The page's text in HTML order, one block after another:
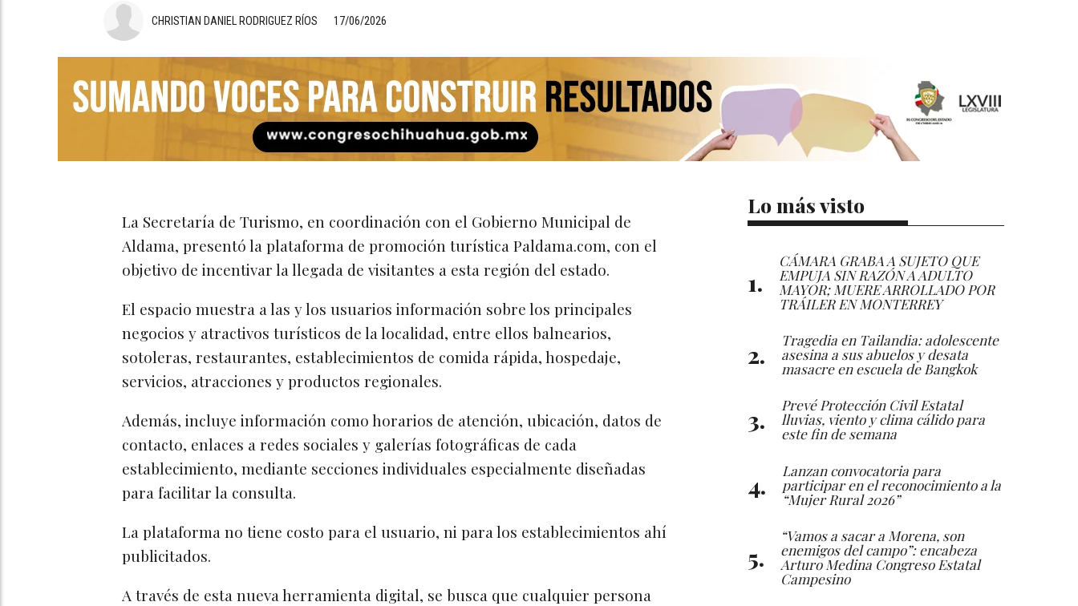
17/06/2026
CHRISTIAN DANIEL RODRIGUEZ RÍOS
La Secretaría de Turismo, en coordinación con el Gobierno Municipal de
Aldama, presentó la plataforma de promoción turística Paldama.com, con el
objetivo de incentivar la llegada de visitantes a esta región del estado.
El espacio muestra a las y los usuarios información sobre los principales
negocios y atractivos turísticos de la localidad, entre ellos balnearios,
sotoleras, restaurantes, establecimientos de comida rápida, hospedaje,
servicios, atracciones y productos regionales.
Además, incluye información como horarios de atención, ubicación, datos de
contacto, enlaces a redes sociales y galerías fotográficas de cada
establecimiento, mediante secciones individuales especialmente diseñadas
para facilitar la consulta.
La plataforma no tiene costo para el usuario, ni para los establecimientos ahí
publicitados.
A través de esta nueva herramienta digital, se busca que cualquier persona
Lo más visto
CÁMARA GRABA A SUJETO QUE
EMPUJA SIN RAZÓN A ADULTO
MAYOR; MUERE ARROLLADO POR
TRÁILER EN MONTERREY
Tragedia en Tailandia: adolescente
asesina a sus abuelos y desata
masacre en escuela de Bangkok
Prevé Protección Civil Estatal
lluvias, viento y clima cálido para
este fin de semana
Lanzan convocatoria para
participar en el reconocimiento a la
“Mujer Rural 2026”
“Vamos a sacar a Morena, son
enemigos del campo”: encabeza
Arturo Medina Congreso Estatal
Campesino